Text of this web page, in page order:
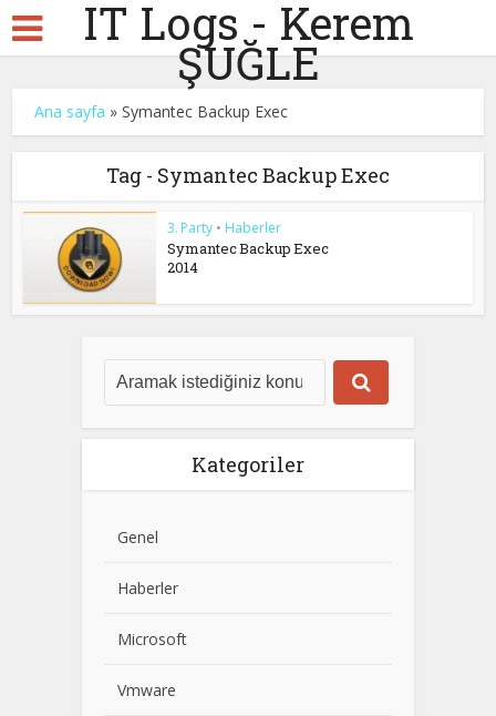
IT Logs - Kerem
ŞUĞLE
Ana sayfa »Symantec Backup Exec
Tag - Symantec Backup Exec
3. Party • Haberler
Symantec Backup Exec
2014
Kategoriler
Genel
Haberler
Microsoft
Vmware